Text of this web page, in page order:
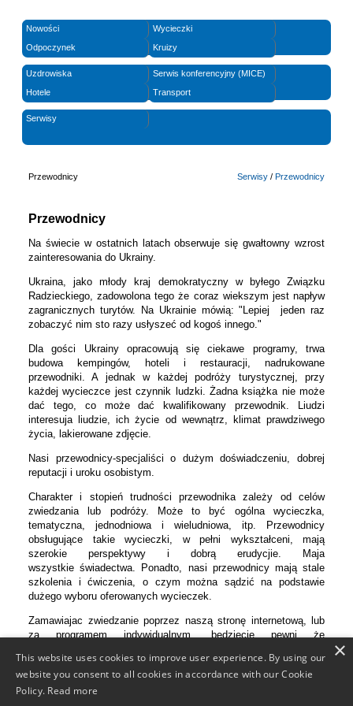
Nowości
Wycieczki
Odpoczynek
Kruizy
Uzdrowiska
Serwis konferencyjny (MICE)
Hotele
Transport
Serwisy
Przewodnicy Serwisy / Przewodnicy
Przewodnicy
Na świecie w ostatnich latach obserwuje się gwałtowny wzrost
zainteresowania do Ukrainy.
Ukraina, jako młody kraj demokratyczny w byłego Związku
Radzieckiego, zadowolona tego że coraz wiekszym jest napływ
zagranicznych turytów. Na Ukrainie mówią: "Lepiej jeden raz
zobaczyć nim sto razy usłyszeć od kogoś innego."
Dla gości Ukrainy opracowują się ciekawe programy, trwa
budowa kempingów, hoteli i restauracji, nadrukowane
przewodniki. A jednak w każdej podróży turystycznej, przy
każdej wycieczce jest czynnik ludzki. Żadna książka nie może
dać tego, co może dać kwalifikowany przewodnik. Liudzi
interesuja liudzie, ich życie od wewnątrz, klimat prawdziwego
życia, lakierowane zdjęcie.
Nasi przewodnicy-specjaliści o dużym doświadczeniu, dobrej
reputacji i uroku osobistym.
Charakter i stopień trudności przewodnika zależy od celów
zwiedzania lub podróży. Może to być ogólna wycieczka,
tematyczna, jednodniowa i wieludniowa, itp. Przewodnicy
obsługujące takie wycieczki, w pełni wykształceni, mają
szerokie perspektywy i dobrą erudycjie. Maja
wszystkie świadectwa. Ponadto, nasi przewodnicy mają stale
szkolenia i ćwiczenia, o czym można sądzić na podstawie
dużego wyboru oferowanych wycieczek.
Zamawiajac zwiedzanie poprzez naszą stronę internetową, lub
za programem indywidualnym, będziecie pewni że
po więcej niż konkurencyjnych cenach w jezykach polskim,
ukraińskim, rosyjskim, niemieckim, angielskim, francuskim,
hiszpańskim i innych.
×
This website uses cookies to improve user experience. By using our
website you consent to all cookies in accordance with our Cookie
Policy. Read more